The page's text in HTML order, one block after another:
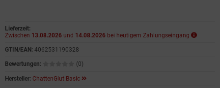
Lieferzeit:
Zwischen 13.08.2026 und 14.08.2026 bei heutigem Zahlungseingang
GTIN/EAN: 4062531190328
Bewertungen: (0)
Hersteller: ChattenGlut Basic